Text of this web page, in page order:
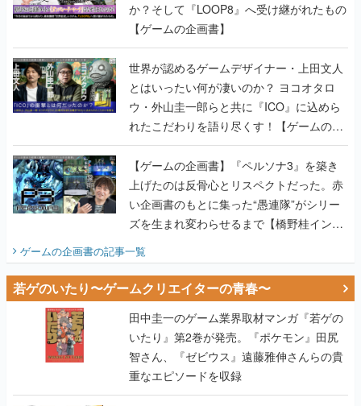
か？そして『LOOP8』へ受け継がれたもの
【ゲームの企画書】
世界が認めるゲームデザイナー・上田文人
とはいったい何が凄いのか？ ヨコオタロ
ウ・外山圭一郎らと共に『ICO』に込めら
れたこだわりを語り尽くす！【ゲームの企
画書】
【ゲームの企画書】『ペルソナ3』を築き
上げたのは反骨心とリスペクトだった。赤
い企画書のもとに集った“愚連隊”がシリー
ズを生まれ変わらせるまで【橋野桂インタ
ビュー】
ゲームの企画書の記事一覧
若ゲのいたり〜ゲームクリエイターの青春〜
田中圭一のゲーム業界取材マンガ『若ゲの
いたり』第2巻が発売。『ポケモン』田尻
智さん、『ゼビウス』遠藤雅伸さんらの貴
重なエピソードを収録